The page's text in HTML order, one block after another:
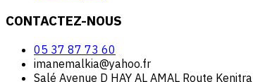
CONTACTEZ-NOUS
05 37 87 73 60
imanemalkia@yahoo.fr
Salé Avenue D HAY AL AMAL Route Kenitra